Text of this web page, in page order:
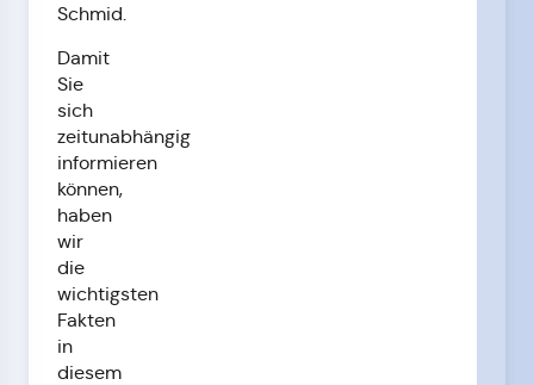
Schmid.
Damit
Sie
sich
zeitunabhängig
informieren
können,
haben
wir
die
wichtigsten
Fakten
in
diesem